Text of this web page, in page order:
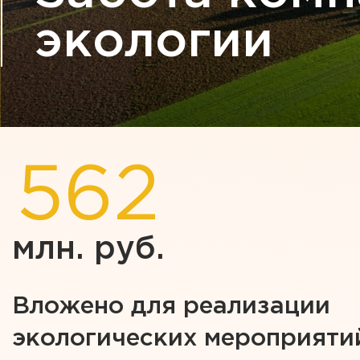
экологии
562
млн. руб.
Вложено для реализации
экологических